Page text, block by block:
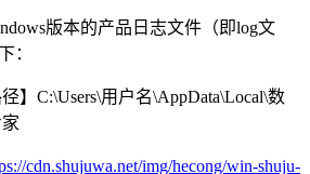
版本的产品日志文件（即log文
：
】C:\Users\用户名\AppData\Local\数
cdn.shujuwa.net/img/hecong/win-shuju-